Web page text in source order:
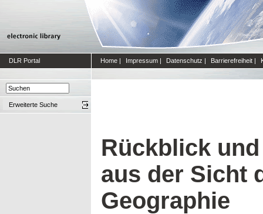
DLR Portal Home | Impressum | Datenschutz | Barrierefreiheit |
Erweiterte Suche
Rückblick
aus der Sicht
Geographie